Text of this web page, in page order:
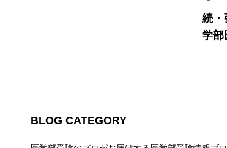
続・
学部
BLOG CATEGORY